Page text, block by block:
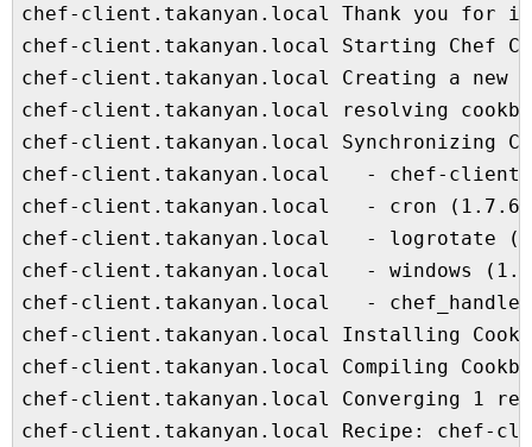
chef-client.takanyan.local Thank you for
chef-client.takanyan.local Starting Chef
chef-client.takanyan.local Creating a
chef-client.takanyan.local resolving
chef-client.takanyan.local Synchronizing
chef-client.takanyan.local   - chef-client
chef-client.takanyan.local   - cron (1.7.6)
chef-client.takanyan.local   - logrotate
chef-client.takanyan.local   - windows
chef-client.takanyan.local   -
chef-client.takanyan.local Installing
chef-client.takanyan.local Compiling
chef-client.takanyan.local Converging 1
chef-client.takanyan.local Recipe: chef-